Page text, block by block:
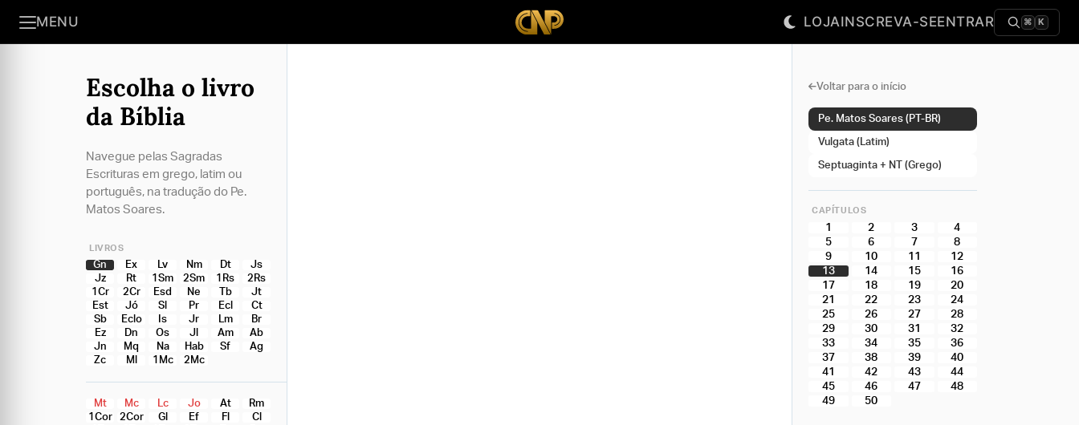
MENU LOJAINSCREVA-SEENTRAR ⌘ K
Escolha o livro
da Bíblia
Navegue pelas Sagradas
Escrituras em grego, latim ou
português, na tradução do Pe.
Matos Soares.
LIVROS
Gn Ex Lv Nm Dt
Js
Jz
Rt 1Sm 2Sm 1Rs
2Rs
1Cr
2Cr Esd Ne Tb
Jt
Est
Jó Sl Pr Ecl
Ct
Sb
Eclo Is Jr Lm
Br
Ez
Dn Os Jl Am
Ab
Jn
Mq Na Hab Sf
Ag
Zc
Ml 1Mc 2Mc
Mt Mc Lc Jo At
Rm
1Cor
2Cor Gl Ef Fl
Cl
Voltar para o início
Pe. Matos Soares (PT-BR)
Vulgata (Latim)
Septuaginta + NT (Grego)
CAPÍTULOS
1 2 3
4
5
6 7
8
9
10 11
12
13
14 15
16
17
18 19
20
21
22 23
24
25
26 27
28
29
30 31
32
33
34 35
36
37
38 39
40
41
42 43
44
45
46 47
48
49
50